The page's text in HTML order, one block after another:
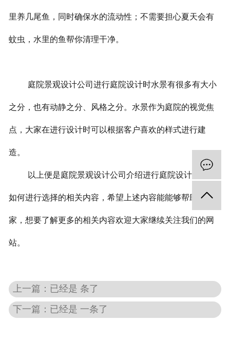
里养几尾鱼，同时确保水的流动性；不需要担心夏天会有
蚊虫，水里的鱼帮你清理干净。
庭院景观设计公司进行庭院设计时水景有很多有大小
之分，也有动静之分、风格之分。水景作为庭院的视觉焦
点，大家在进行设计时可以根据客户喜欢的样式进行建
造。
以上便是庭院景观设计公司介绍进行庭院设计时水景
如何进行选择的相关内容，希望上述内容能能够帮助到大
家，想要了解更多的相关内容欢迎大家继续关注我们的网
站。
上一篇：已经是 条了
下一篇：已经是 一条了